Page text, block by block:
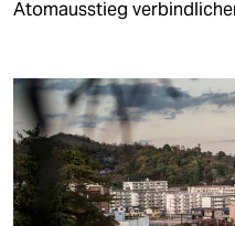
Atomausstieg